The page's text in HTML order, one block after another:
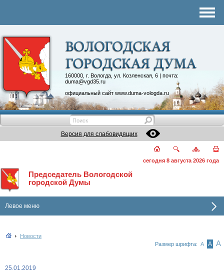
160000, г. Вологда, ул. Козленская, 6 | почта:
duma@vgd35.ru
официальный сайт www.duma-vologda.ru
Контакты
Депутатские объединения
Версия для слабовидящих
сегодня 8 августа 2026 года
Председатель Вологодской
городской Думы
Левое меню
Новости
Размер шрифта: А А А
25.01.2019